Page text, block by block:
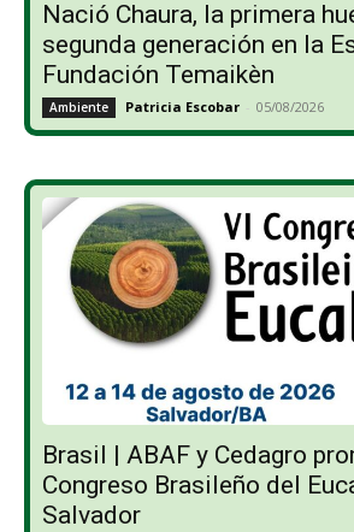
Nació Chaura, la primera
segunda generación en la
Fundación Temaikèn
Ambiente Patricia Escobar - 05/08/2026
Brasil | ABAF y Cedagro
Congreso Brasileño del
Salvador